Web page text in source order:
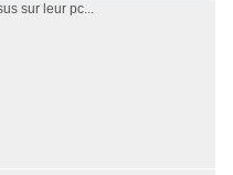
sur leur pc...